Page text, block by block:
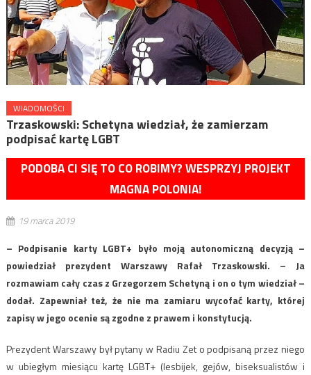
WIADOMOŚCI
Trzaskowski: Schetyna wiedział, że zamierzam
podpisać kartę LGBT
PODOBA CI SIĘ TO CO ROBIMY? WESPRZYJ PROJEKT
MAGNA POLONIA!
19 marca 2019
– Podpisanie karty LGBT+ było moją autonomiczną decyzją –
powiedział prezydent Warszawy Rafał Trzaskowski. – Ja
rozmawiam cały czas z Grzegorzem Schetyną i on o tym wiedział –
dodał. Zapewniał też, że nie ma zamiaru wycofać karty, której
zapisy w jego ocenie są zgodne z prawem i konstytucją.
Prezydent Warszawy był pytany w Radiu Zet o podpisaną przez niego
w ubiegłym miesiącu kartę LGBT+ (lesbijek, gejów, biseksualistów i